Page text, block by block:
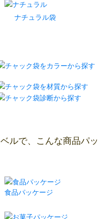
ナチュラル袋
ルで、こんな商品パッ
食品パッケージ